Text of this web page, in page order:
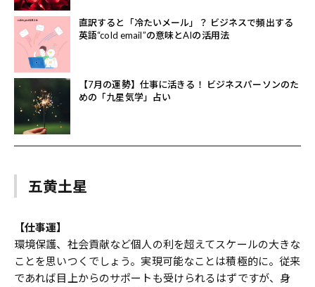
直訳すると「冷たいメール」？ ビジネスで頻出する
英語“cold email”の意味とAIの活用法
【7月の運勢】仕事に活きる！ ビジネスパーソンのた
めの「九星気学」占い
五黄土星
【仕事運】
環境保護、社会貢献など個人の利を超えてスケールの大きな
ことを思いつくでしょう。実現可能なことは積極的に。従来
であれば目上からのサポートも受けられるはずですが、身